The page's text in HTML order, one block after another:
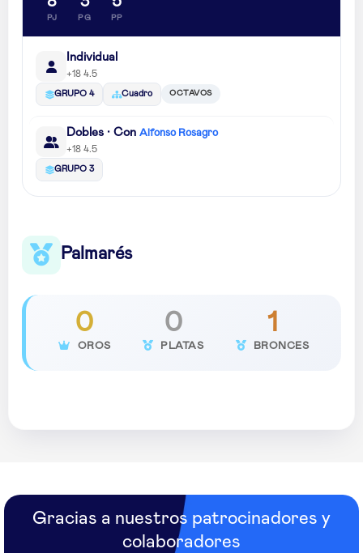
PJ PG PP
Individual
+18 4.5
GRUPO 4 Cuadro OCTAVOS
Dobles · Con Alfonso Rosagro
+18 4.5
GRUPO 3
Palmarés
0
OROS
0
PLATAS
1
BRONCES
Gracias a nuestros patrocinadores y
colaboradores